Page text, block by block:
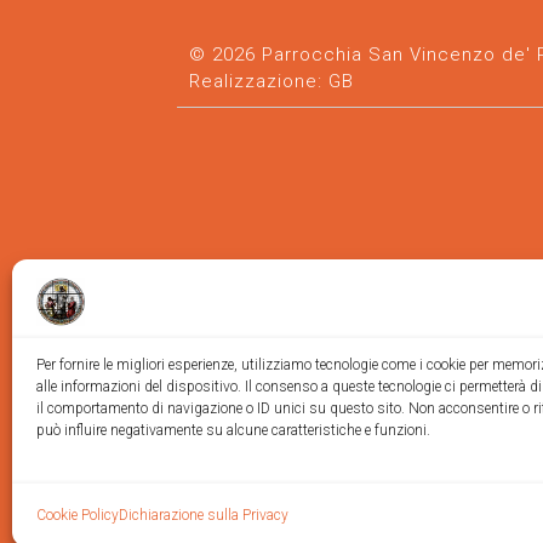
Per fornire le migliori esperienze, utilizziamo tecnologie come i cookie per
alle informazioni del dispositivo. Il consenso a queste tecnologie ci permetterà
il comportamento di navigazione o ID unici su questo sito. Non acconsentire o
può influire negativamente su alcune caratteristiche e funzioni.
Cookie PolicyDichiarazione sulla Privacy
© 2026 Parrocchia San Vincenzo de'
Realizzazione: GB